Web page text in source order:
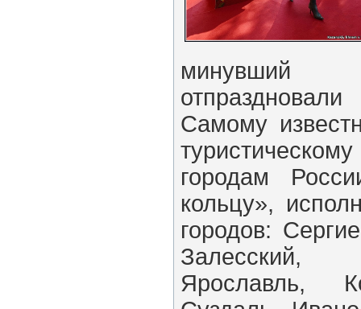
минувший
Самому
городам
кольцу»,
городов:
Залесский,
Ярославль,